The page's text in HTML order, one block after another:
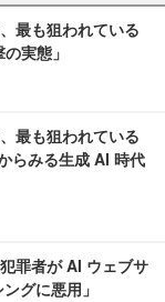
最も狙われている
実態」
最も狙われている
らみる生成 AI 時代
罪者が AI ウェブサ
グに悪用」